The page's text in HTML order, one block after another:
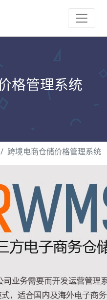
格管理系统
跨境电商仓储价格管理系统